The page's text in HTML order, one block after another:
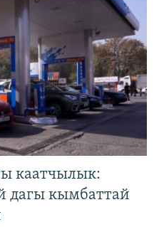
каатчылык:
дагы кымбаттай